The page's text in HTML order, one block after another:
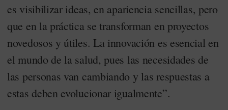
es visibilizar ideas, en apariencia sencillas, pero
que en la práctica se transforman en proyectos
novedosos y útiles. La innovación es esencial en
el mundo de la salud, pues las necesidades de
las personas van cambiando y las respuestas a
estas deben evolucionar igualmente”.